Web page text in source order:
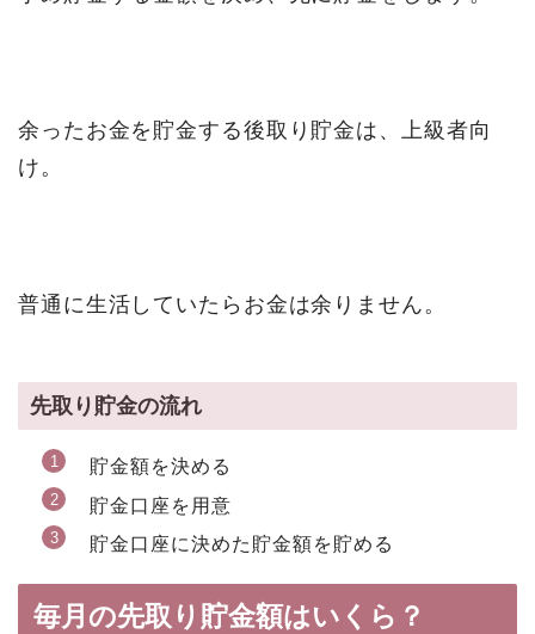
余ったお金を貯金する後取り貯金は、上級者向
け。
普通に生活していたらお金は余りません。
先取り貯金の流れ
貯金額を決める
貯金口座を用意
貯金口座に決めた貯金額を貯める
毎月の先取り貯金額はいくら？